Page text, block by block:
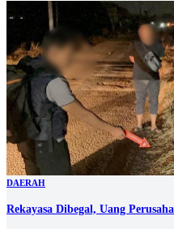
DAERAH
Rekayasa Dibegal, Uang